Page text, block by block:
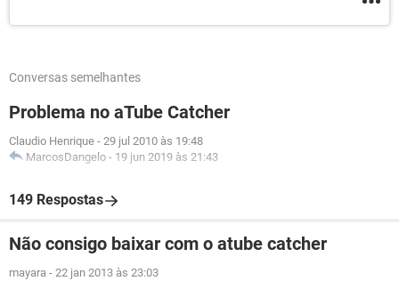
Conversas semelhantes
Problema no aTube Catcher
Claudio Henrique - 29 jul 2010 às 19:48
MarcosDangelo - 19 jun 2019 às 21:43
149 Respostas
Não consigo baixar com o atube catcher
mayara - 22 jan 2013 às 23:03